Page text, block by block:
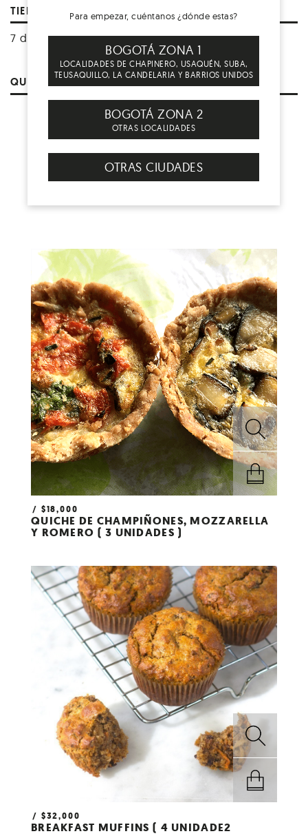
TIEMPO DE VIDA DEL PRODUCTO
7 días en refrigeración, 30 días congelado
QUE HACER CON EL EMPAQUE
BIODEGRADABLE COMPOSTABLE
PRODUCTOS
CARRITO
$18,000
QUICHE DE CHAMPIÑONES, MOZZARELLA
Y ROMERO ( 3 UNIDADES )
$32,000
BREAKFAST MUFFINS ( 4 UNIDADE2
Para empezar, cuéntanos ¿dónde estas?
BOGOTÁ ZONA 1
LOCALIDADES DE CHAPINERO, USAQUÉN, SUBA,
TEUSAQUILLO, LA CANDELARIA Y BARRIOS UNIDOS
BOGOTÁ ZONA 2
OTRAS LOCALIDADES
OTRAS CIUDADES